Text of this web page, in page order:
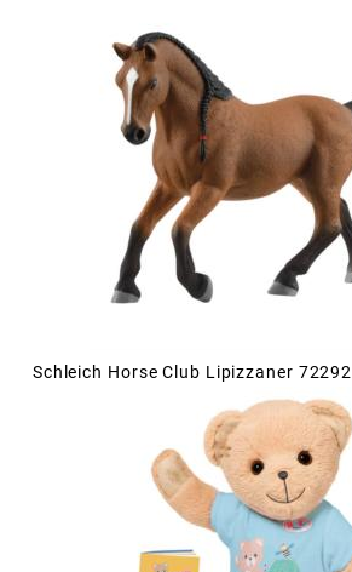
Schleich Horse Club Lipizzaner 72292